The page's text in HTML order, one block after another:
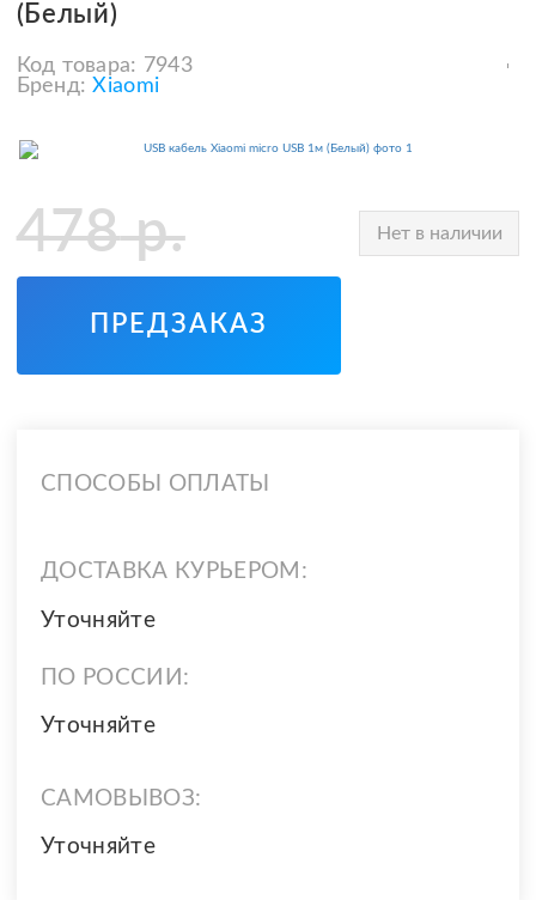
(Белый)
Код товара:
7943
Бренд: Xiaomi
478р. Нет в наличии
ПРЕДЗАКАЗ
СПОСОБЫ ОПЛАТЫ
ДОСТАВКА КУРЬЕРОМ:
Уточняйте
ПО РОССИИ:
Уточняйте
САМОВЫВОЗ:
Уточняйте